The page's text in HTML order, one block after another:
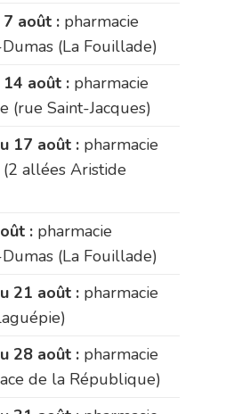
août : pharmacie
(La Fouillade)
août : pharmacie
(rue Saint-Jacques)
17 août : pharmacie
allées Aristide
: pharmacie
(La Fouillade)
21 août : pharmacie
28 août : pharmacie
de la République)